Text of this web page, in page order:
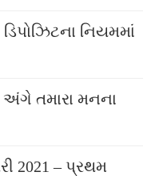
નિયમમાં
અંગે તમારા મનના
2021 – પ્રથમ